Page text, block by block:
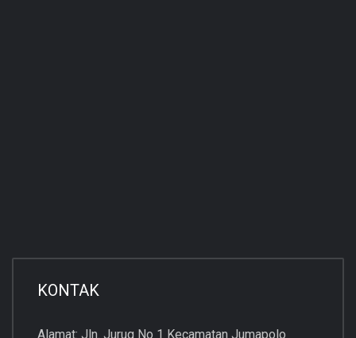
KONTAK
Alamat: Jln. Jurug No 1 Kecamatan Jumapolo